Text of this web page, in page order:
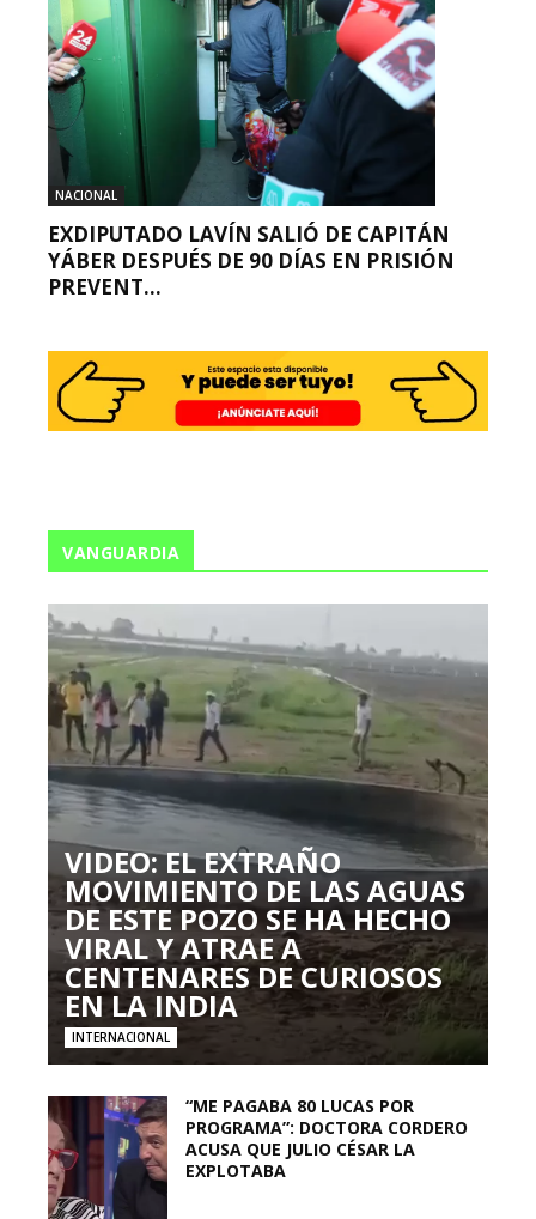
NACIONAL
EXDIPUTADO LAVÍN SALIÓ DE CAPITÁN
YÁBER DESPUÉS DE 90 DÍAS EN PRISIÓN
PREVENT...
VANGUARDIA
VIDEO: EL EXTRAÑO
MOVIMIENTO DE LAS AGUAS
DE ESTE POZO SE HA HECHO
VIRAL Y ATRAE A
CENTENARES DE CURIOSOS
EN LA INDIA
INTERNACIONAL
“ME PAGABA 80 LUCAS POR
PROGRAMA”: DOCTORA CORDERO
ACUSA QUE JULIO CÉSAR LA
EXPLOTABA